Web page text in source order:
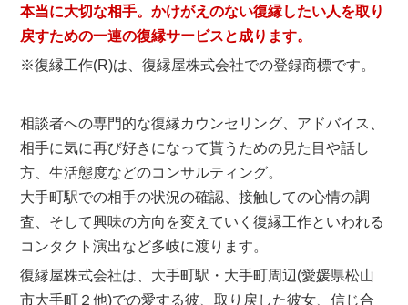
本当に大切な相手。かけがえのない復縁したい人を取り
戻すための一連の復縁サービスと成ります。
※復縁工作(R)は、復縁屋株式会社での登録商標です。
相談者への専門的な復縁カウンセリング、アドバイス、
相手に気に再び好きになって貰うための見た目や話し
方、生活態度などのコンサルティング。
大手町駅での相手の状況の確認、接触しての心情の調
査、そして興味の方向を変えていく復縁工作といわれる
コンタクト演出など多岐に渡ります。
復縁屋株式会社は、大手町駅・大手町周辺(愛媛県松山
市大手町２他)での愛する彼、取り戻した彼女、信じ合